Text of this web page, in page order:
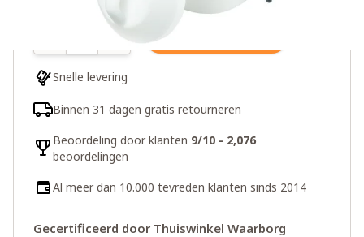
In winkelwagen
Snelle levering
Binnen 31 dagen gratis retourneren
Beoordeling door klanten 9/10 - 2,076
beoordelingen
Al meer dan 10.000 tevreden klanten sinds 2014
Gecertificeerd door Thuiswinkel Waarborg